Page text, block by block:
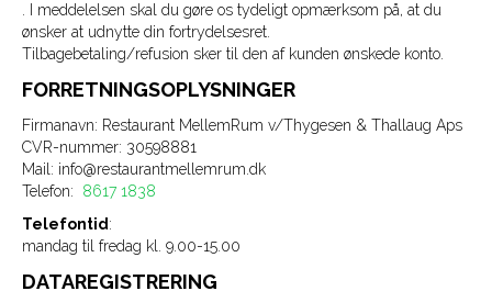
. I meddelelsen skal du gøre os tydeligt opmærksom på, at du
ønsker at udnytte din fortrydelsesret.
Tilbagebetaling/refusion sker til den af kunden ønskede konto.
FORRETNINGSOPLYSNINGER
Firmanavn: Restaurant MellemRum v/Thygesen & Thallaug Aps
CVR-nummer: 30598881
Mail: info@restaurantmellemrum.dk
Telefon:
8617 1838
Telefontid:
mandag til fredag kl. 9.00-15.00
DATAREGISTRERING